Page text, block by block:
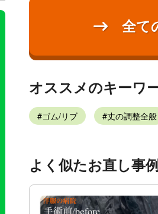
全て
オススメのキーワ
ゴム/リブ 丈の調整全般
よく似たお直し事